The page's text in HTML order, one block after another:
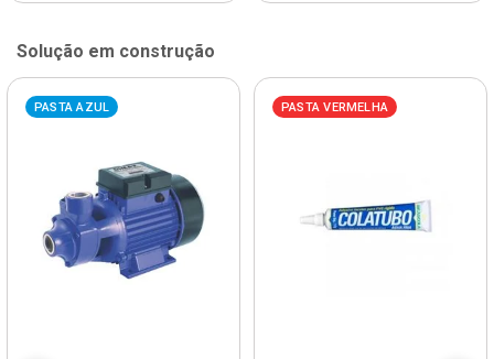
Solução em construção
PASTA AZUL PASTA VERMELHA